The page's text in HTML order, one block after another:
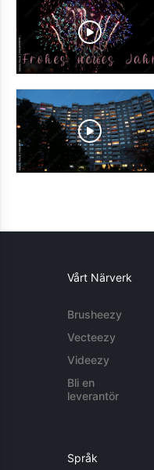
Vårt Närverk
Brusheezy
Vecteezy
Videezy
Bli en
leverantör
Språk